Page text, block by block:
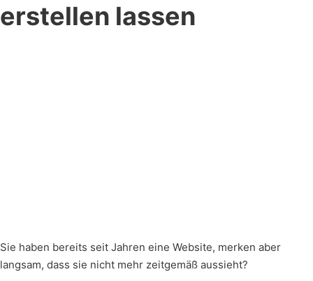
erstellen lassen
Sie haben bereits seit Jahren eine Website, merken aber
langsam, dass sie nicht mehr zeitgemäß aussieht?